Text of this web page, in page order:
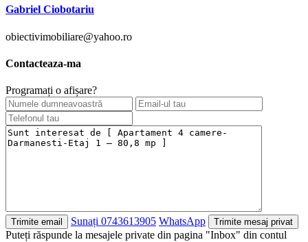
Gabriel Ciobotariu
obiectivimobiliare@yahoo.ro
Contacteaza-ma
Programați o afișare?
Sunați 0743613905 WhatsApp
Puteți răspunde la mesajele private din pagina "Inbox" din contul